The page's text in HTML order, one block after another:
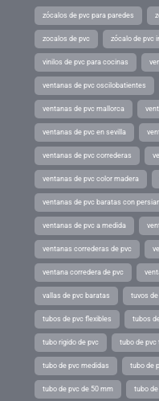
zócalos de pvc para paredes
zocalos de pvc zócalo de pvc
vinilos de pvc para cocinas
ventanas de pvc oscilobatientes
ventanas de pvc mallorca
ventanas de pvc en sevilla
ventanas de pvc correderas
ventanas de pvc color madera
ventanas de pvc baratas con
ventanas de pvc a medida
ventanas correderas de pvc
ventana corredera de pvc
vallas de pvc baratas tuvos
tubos de pvc flexibles tubos
tubo rigido de pvc tubo de pvc
tubo de pvc medidas tubo de
tubo de pvc de 50 mm tubo